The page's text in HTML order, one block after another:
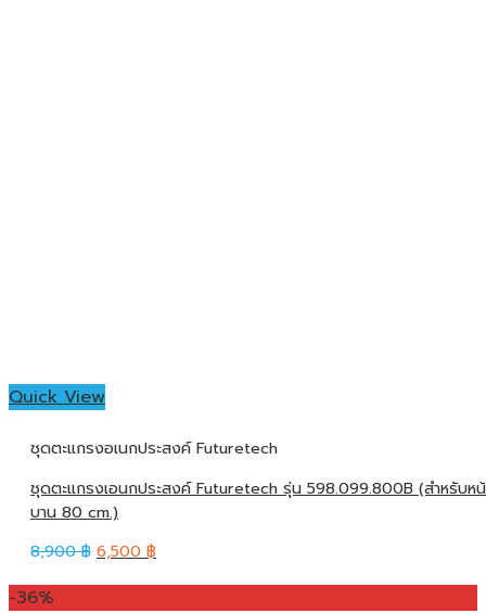
Quick View
ชุดตะแกรงอเนกประสงค์ Futuretech
ชุดตะแกรงเอนกประสงค์ Futuretech รุ่น 598.099.800B (สำหรับห
บาน 80 cm.)
8,900฿ 6,500 ฿
-36%